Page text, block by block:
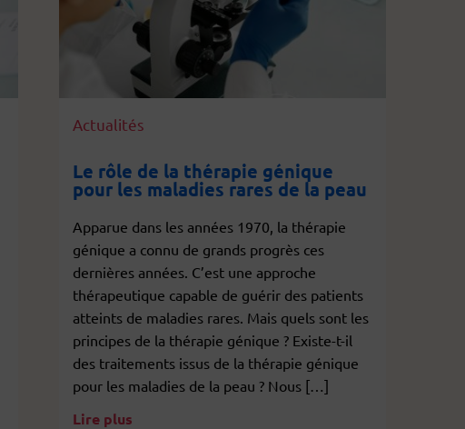
Actualités
Le rôle de la thérapie génique
pour les maladies rares de la peau
Apparue dans les années 1970, la thérapie
génique a connu de grands progrès ces
dernières années. C’est une approche
thérapeutique capable de guérir des patients
atteints de maladies rares. Mais quels sont les
principes de la thérapie génique ? Existe-t-il
des traitements issus de la thérapie génique
pour les maladies de la peau ? Nous […]
Lire plus